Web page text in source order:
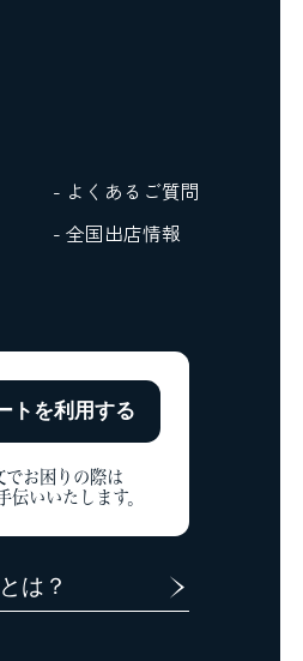
- よくあるご質問
- 全国出店情報
トを利用する
お困りの際は
伝いいたします。
は？